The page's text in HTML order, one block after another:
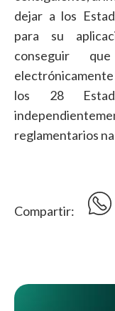
dejar a los
para su
conseguir
los 28
reglamentarios
Compartir: